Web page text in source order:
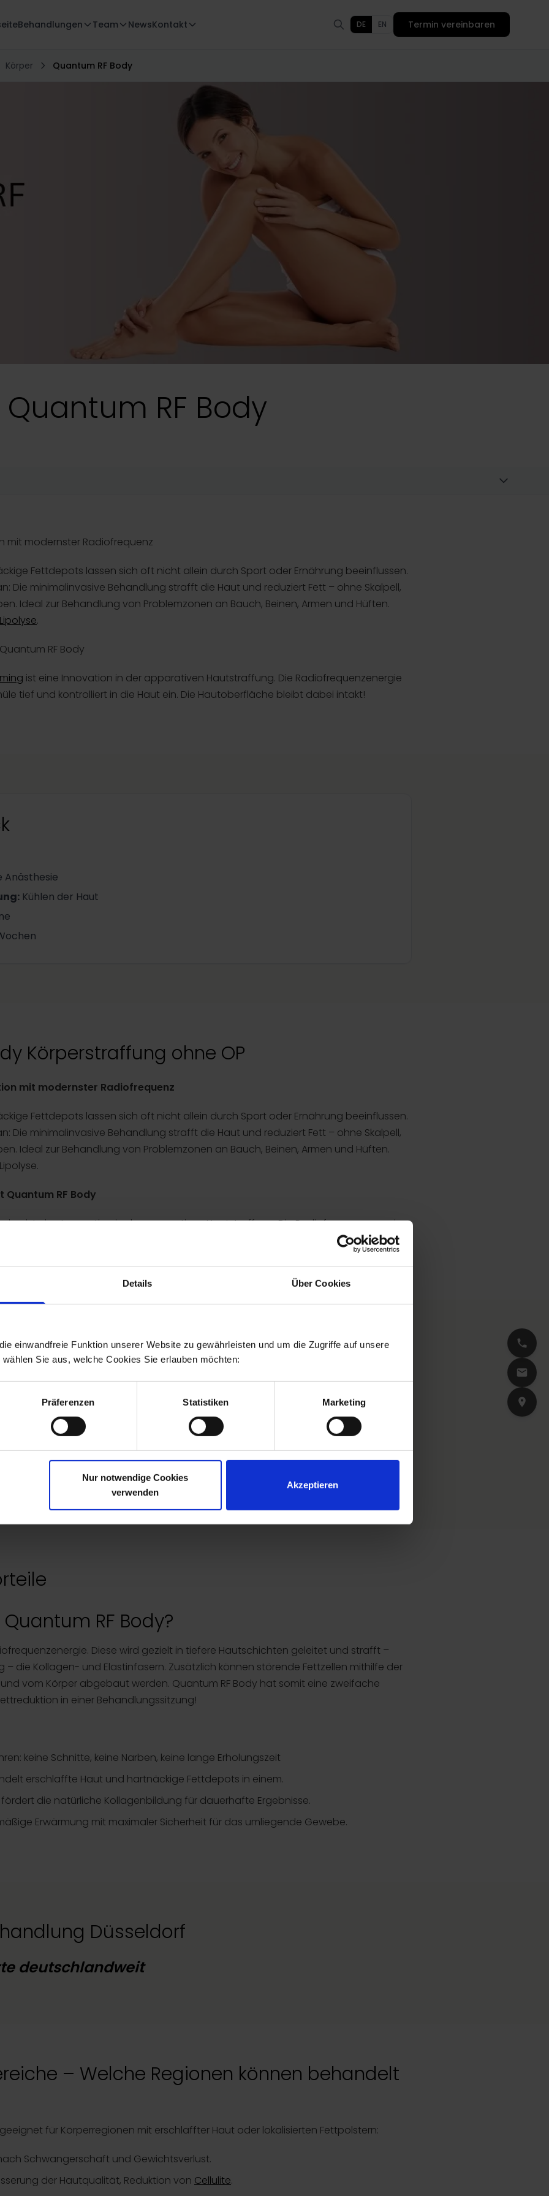
Details Über Cookies
einwandfreie Funktion unserer Website zu gewährleisten und um die Zugriffe auf unsere
Sie aus, welche Cookies Sie erlauben möchten:
Präferenzen Statistiken Marketing
Nur notwendige Cookies
verwenden
Akzeptieren
Behandlungen Team NewsKontakt DE EN Termin vereinbaren
Körper Quantum RF Body
Quantum RF Body
mit modernster Radiofrequenz
Fettdepots lassen sich oft nicht allein durch Sport oder Ernährung beeinflussen.
Die minimalinvasive Behandlung strafft die Haut und reduziert Fett – ohne Skalpell,
Ideal zur Behandlung von Problemzonen an Bauch, Beinen, Armen und Hüften.
Lipolyse.
RF Body
ist eine Innovation in der apparativen Hautstraffung. Die Radiofrequenzenergie
tief und kontrolliert in die Haut ein. Die Hautoberfläche bleibt dabei intakt!
Anästhesie
: Kühlen der Haut
Körperstraffung ohne OP
mit modernster Radiofrequenz
Fettdepots lassen sich oft nicht allein durch Sport oder Ernährung beeinflussen.
Die minimalinvasive Behandlung strafft die Haut und reduziert Fett – ohne Skalpell,
Ideal zur Behandlung von Problemzonen an Bauch, Beinen, Armen und Hüften.
Quantum RF Body
ist eine Innovation in der apparativen Hautstraffung. Die Radiofrequenzenergie
tief und kontrolliert in die Haut ein. Die Hautoberfläche bleibt dabei intakt!
der Haut
RF Body?
Diese wird gezielt in tiefere Hautschichten geleitet und strafft –
– die Kollagen- und Elastinfasern. Zusätzlich können störende Fettzellen mithilfe der
vom Körper abgebaut werden. Quantum RF Body hat somit eine zweifache
in einer Behandlungssitzung!
keine Schnitte, keine Narben, keine lange Erholungszeit
erschlaffte Haut und hartnäckige Fettdepots in einem.
die natürliche Kollagenbildung für dauerhafte Ergebnisse.
Erwärmung mit maximaler Sicherheit für das umliegende Gewebe.
Düsseldorf
deutschlandweit
– Welche Regionen können behandelt
für Körperregionen mit erschlaffter Haut oder lokalisierten Fettpolstern:
Schwangerschaft und Gewichtsverlust.
der Hautqualität, Reduktion von Cellulite.